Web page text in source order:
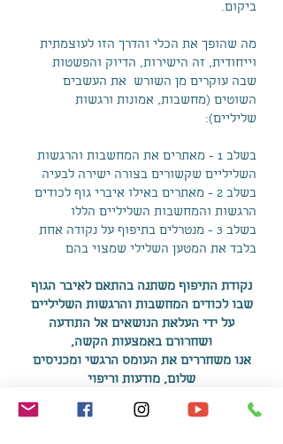
ביקום.
מה שהופך את הכלי והדרך הזו לעוצמתית
וייחודית, זה הישירות, הדיוק והפשטות
שבה עוקרים מן השורש את העשבים
השוטים (מחשבות, אמונות ורגשות
שליליים):
בשלב 1 - מאתרים את המחשבות והרגשות
השליליים שקשורים בצורה ישירה לבעיה
בשלב 2 - מאתרים באילו איברי גוף לכודים
הרגשות והמחשבות השליליים הללו
בשלב 3 - מנטרלים בתיפוף על נקודה אחת
בלבד את המטען השלילי שמצוי בהם
נקודת התיפוף משתנה בהתאם לאיבר הגוף
שבו לכודים המחשבות והרגשות השליליים
על ידי העלאת הנושאים אל התודעה
ושחרורם באמצעות הקשה,
אנו משחררים את העומס הרגשי ומכניסים
שלום, מודעות וריפוי
הניקוי והטיהור יכול להיות במפגש דרך